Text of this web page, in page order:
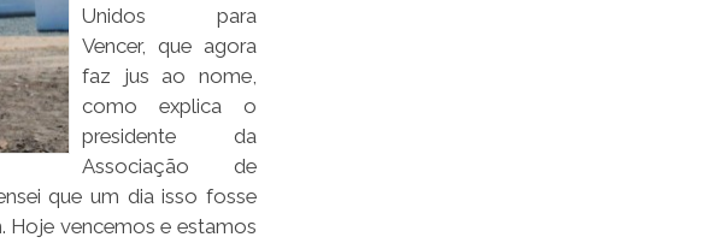
Unidos para
Vencer, que agora
faz jus ao nome,
como explica o
presidente da
Associação de
que um dia isso fosse
Hoje vencemos e estamos